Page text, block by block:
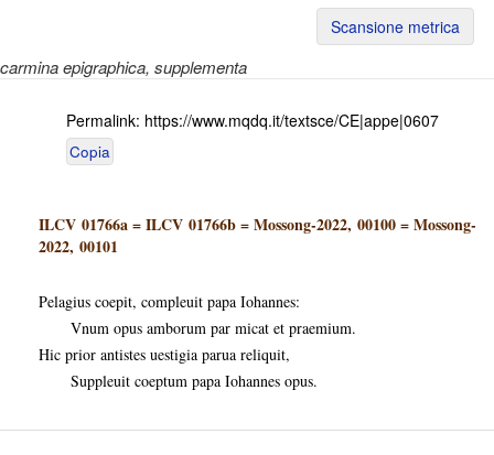
Scansione metrica
carmina epigraphica, supplementa
Permalink: https://www.mqdq.it/textsce/CE|appe|0607
Copia
ILCV 01766a=ILCV 01766b=Mossong-2022, 00100=Mossong-
2022, 00101
Pelagius coepit, compleuit papa Iohannes:
Vnum opus amborum par micat et praemium.
Hic prior antistes uestigia parua reliquit,
Suppleuit coeptum papa Iohannes opus.